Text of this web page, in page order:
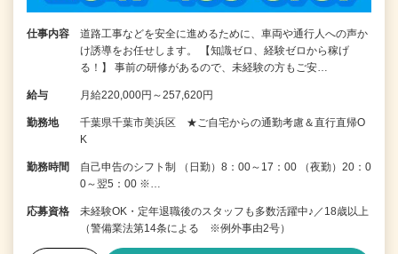
仕事内容
道路工事などを安全に進めるために、車両や通行人への声か
け誘導をお任せします。 【知識ゼロ、経験ゼロから稼げ
る！】 事前の研修があるので、未経験の方もご安…
給与 月給220,000円～257,620円
勤務地
千葉県千葉市美浜区 ★ご自宅からの通勤考慮＆直行直帰O
K
勤務時間
自己申告のシフト制 （日勤）8：00～17：00 （夜勤）20：0
0～翌5：00 ※…
応募資格
未経験OK・定年退職後のスタッフも多数活躍中♪／18歳以上
（警備業法第14条による ※例外事由2号）